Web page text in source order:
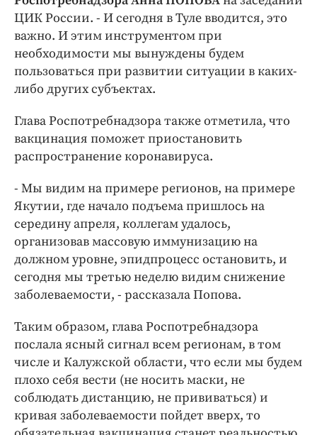
ЦИК России. - И сегодня в Туле вводится, это
важно. И этим инструментом при
необходимости мы вынуждены будем
пользоваться при развитии ситуации в каких-
либо других субъектах.
Глава Роспотребнадзора также отметила, что
вакцинация поможет приостановить
распространение коронавируса.
- Мы видим на примере регионов, на примере
Якутии, где начало подъема пришлось на
середину апреля, коллегам удалось,
организовав массовую иммунизацию на
должном уровне, эпидпроцесс остановить, и
сегодня мы третью неделю видим снижение
заболеваемости, - рассказала Попова.
Таким образом, глава Роспотребнадзора
послала ясный сигнал всем регионам, в том
числе и Калужской области, что если мы будем
плохо себя вести (не носить маски, не
соблюдать дистанцию, не прививаться) и
кривая заболеваемости пойдет вверх, то